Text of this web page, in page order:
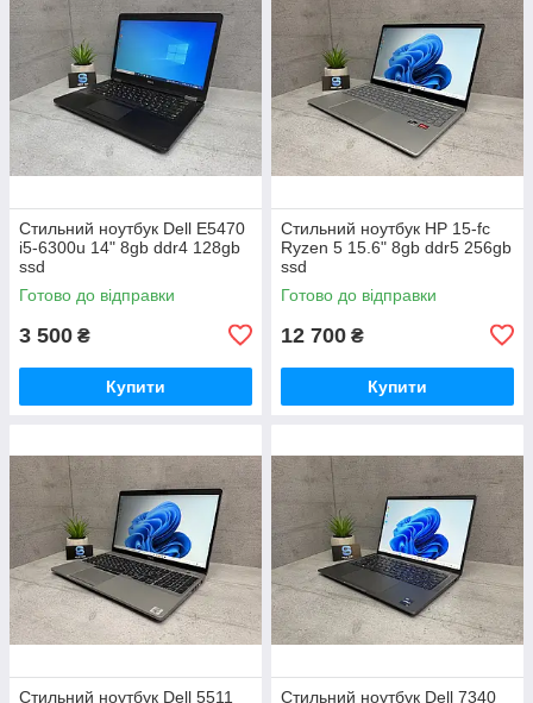
Стильний ноутбук Dell E5470
i5-6300u 14" 8gb ddr4 128gb
ssd
Готово до відправки
3 500 ₴
Купити
Стильний ноутбук HP 15-fc
Ryzen 5 15.6" 8gb ddr5 256gb
ssd
Готово до відправки
12 700 ₴
Купити
Стильний ноутбук Dell 5511
Стильний ноутбук Dell 7340